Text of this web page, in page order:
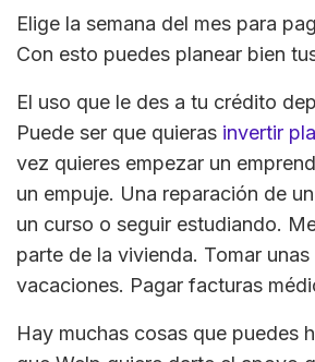
Elige la semana del mes para
Con esto puedes planear bien
El uso que le des a tu crédito
Puede ser que quieras invertir
vez quieres empezar un
un empuje. Una reparación de
un curso o seguir estudiando.
parte de la vivienda. Tomar
vacaciones. Pagar facturas
Hay muchas cosas que puedes